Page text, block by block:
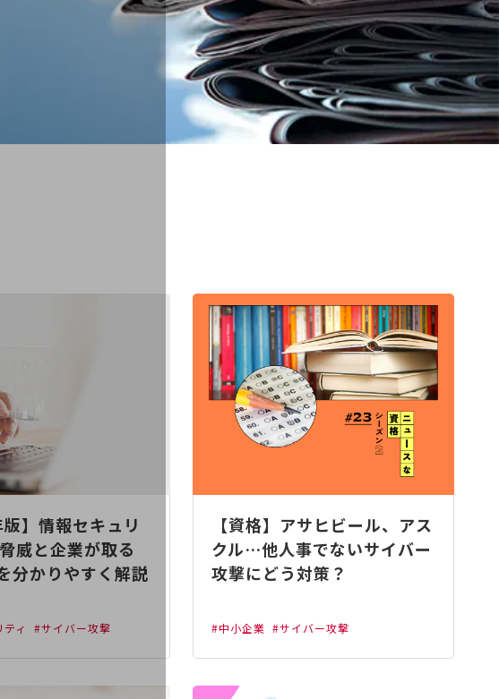
版】情報セキュリ
威と企業が取る
分かりやすく解説
ィ #サイバー攻撃
【資格】アサヒビール、アス
クル…他人事でないサイバー
攻撃にどう対策？
#中小企業 #サイバー攻撃